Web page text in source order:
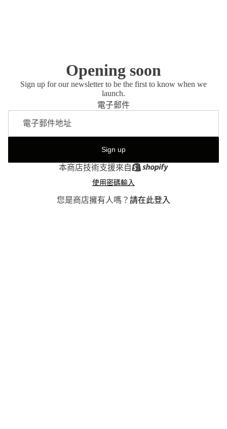
Opening soon
Sign up for our newsletter to be the first to know when we
launch.
電子郵件
Sign up
本商店技術支援來自
使用密碼輸入
您是商店擁有人嗎？ 請在此登入